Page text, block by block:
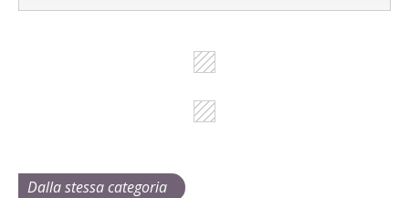
Dalla stessa categoria